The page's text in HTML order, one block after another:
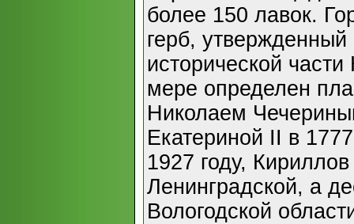
более 150 лавок.
герб,
исторической
мере определен
Николаем
Екатериной II в
1927 году,
Ленинградской, а
Вологодской